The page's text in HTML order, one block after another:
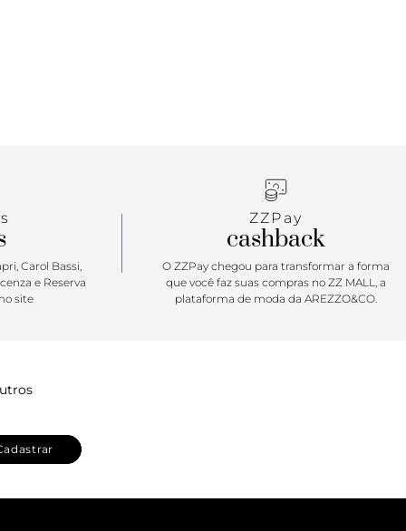
Carol Bassi,
e Reserva
site
ZZPay
cashback
O ZZPay chegou para transformar a forma
que você faz suas compras no ZZ MALL, a
plataforma de moda da AREZZO&CO.